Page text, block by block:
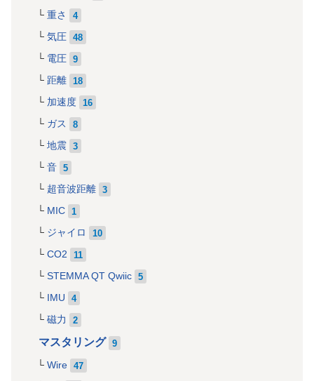
重さ 4
気圧 48
電圧 9
距離 18
加速度 16
ガス 8
地震 3
音 5
超音波距離 3
MIC 1
ジャイロ 10
CO2 11
STEMMA QT Qwiic 5
IMU 4
磁力 2
マスタリング 9
Wire 47